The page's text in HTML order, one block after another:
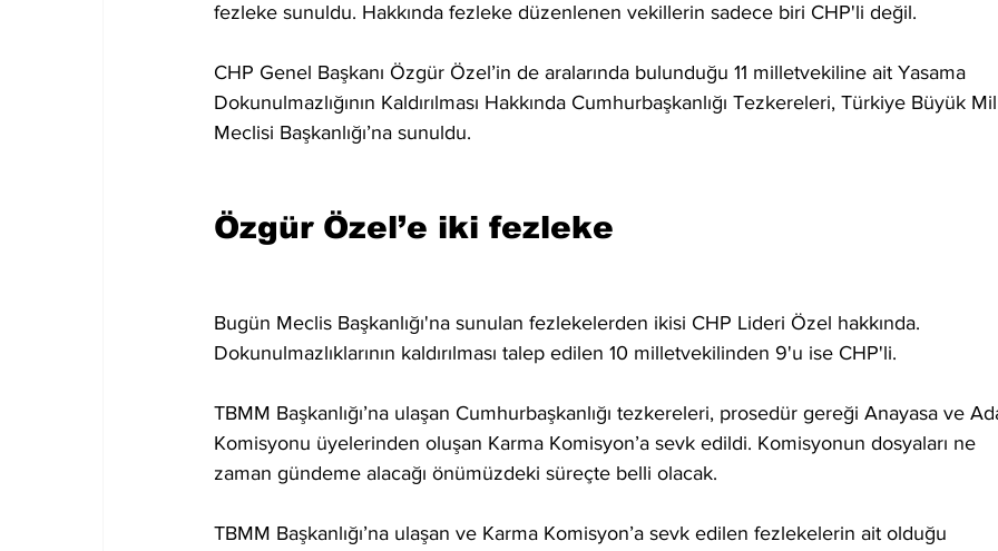
fezleke sunuldu. Hakkında fezleke düzenlenen vekillerin sadece biri CHP'li değil.
CHP Genel Başkanı Özgür Özel’in de aralarında bulunduğu 11 milletvekiline ait Yasama
Dokunulmazlığının Kaldırılması Hakkında Cumhurbaşkanlığı Tezkereleri, Türkiye Büyük
Meclisi Başkanlığı’na sunuldu.
Özgür Özel’e iki fezleke
Bugün Meclis Başkanlığı'na sunulan fezlekelerden ikisi CHP Lideri Özel hakkında.
Dokunulmazlıklarının kaldırılması talep edilen 10 milletvekilinden 9'u ise CHP'li.
TBMM Başkanlığı’na ulaşan Cumhurbaşkanlığı tezkereleri, prosedür gereği Anayasa ve
Komisyonu üyelerinden oluşan Karma Komisyon’a sevk edildi. Komisyonun dosyaları ne
zaman gündeme alacağı önümüzdeki süreçte belli olacak.
TBMM Başkanlığı’na ulaşan ve Karma Komisyon’a sevk edilen fezlekelerin ait olduğu